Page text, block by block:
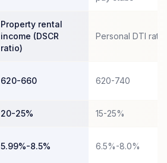
Property rental
income (DSCR
ratio)
Personal DTI ratio
620-660 620-740
20-25% 15-25%
5.99%-8.5% 6.5%-8.0%